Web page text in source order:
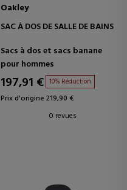
Oakley
SAC À DOS DE SALLE DE BAINS
Sacs à dos et sacs banane
pour hommes
197,91 € 10% Réduction
Prix d'origine 219,90 €
0 revues